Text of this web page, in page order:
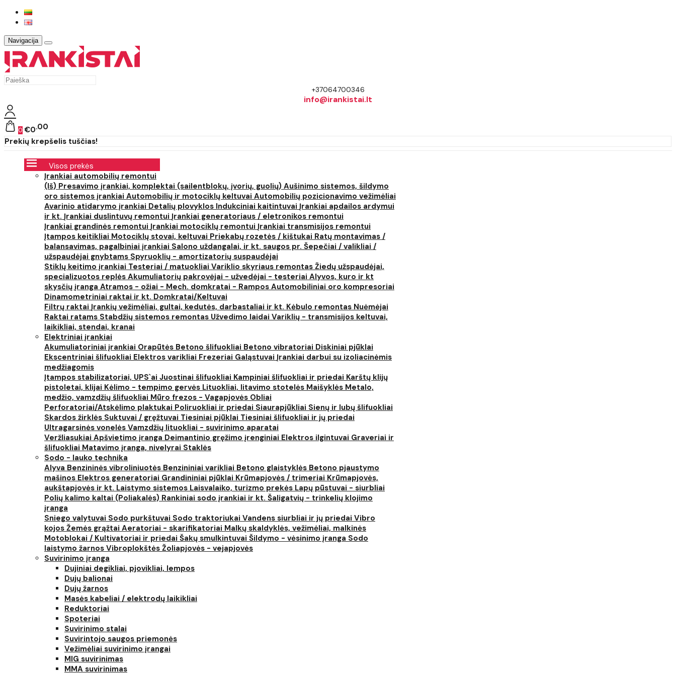
Navigacija
+37064700346
info@irankistai.lt
0 €0 00
Prekių krepšelis tuščias!
Visos prekės
Įrankiai automobilių remontui
(Iš) Presavimo įrankiai, komplektai (sailentblokų, įvorių, guolių) Aušinimo sistemos, šildymo
oro sistemos įrankiai Automobilių ir motociklų keltuvai Automobilių pozicionavimo vežimėliai
Avarinio atidarymo įrankiai Detalių plovyklos Indukciniai kaitintuvai Įrankiai apdailos ardymui
ir kt. Įrankiai duslintuvų remontui Įrankiai generatoriaus / eletronikos remontui
Įrankiai grandinės remontui Įrankiai motociklų remontui Įrankiai transmisijos remontui
Įtampos keitikliai Motociklų stovai, keltuvai Priekabų rozetės / kištukai Ratų montavimas /
balansavimas, pagalbiniai įrankiai Salono uždangalai, ir kt. saugos pr. Šepečiai / valikliai /
užspaudėjai gnybtams Spyruoklių - amortizatorių suspaudėjai
Stiklų keitimo įrankiai Testeriai / matuokliai Variklio skyriaus remontas Žiedų užspaudėjai,
specializuotos replės Akumuliatorių pakrovėjai - užvedėjai - testeriai Alyvos, kuro ir kt
skysčių įranga Atramos - ožiai - Mech. domkratai - Rampos Automobiliniai oro kompresoriai
Dinamometriniai raktai ir kt. Domkratai/Keltuvai
Filtrų raktai Įrankių vežimėliai, gultai, kedutės, darbastaliai ir kt. Kėbulo remontas Nuėmėjai
Raktai ratams Stabdžių sistemos remontas Užvedimo laidai Variklių - transmisijos keltuvai,
laikikliai, stendai, kranai
Elektriniai įrankiai
Akumuliatoriniai įrankiai Orapūtės Betono šlifuokliai Betono vibratoriai Diskiniai pjūklai
Ekscentriniai šlifuokliai Elektros varikliai Frezeriai Galąstuvai Įrankiai darbui su izoliacinėmis
medžiagomis
Įtampos stabilizatoriai, UPS`ai Juostinai šlifuokliai Kampiniai šlifuokliai ir priedai Karštų klijų
pistoletai, klijai Kėlimo - tempimo gervės Lituokliai, litavimo stotelės Maišyklės Metalo,
medžio, vamzdžių šlifuokliai Mūro frezos - Vagapjovės Obliai
Perforatoriai/Atskėlimo plaktukai Poliruokliai ir priedai Siaurapjūkliai Sienų ir lubų šlifuokliai
Skardos žirklės Suktuvai / gręžtuvai Tiesiniai pjūklai Tiesiniai šlifuokliai ir jų priedai
Ultragarsinės vonelės Vamzdžių lituokliai - suvirinimo aparatai
Veržliasukiai Apšvietimo įranga Deimantinio gręžimo įrenginiai Elektros ilgintuvai Graveriai ir
šlifuokliai Matavimo įranga, nivelyrai Staklės
Sodo - lauko technika
Alyva Benzininės vibroliniuotės Benzininiai varikliai Betono glaistyklės Betono pjaustymo
mašinos Elektros generatoriai Grandininiai pjūklai Krūmapjovės / trimeriai Krūmapjovės,
aukštapjovės ir kt. Laistymo sistemos Laisvalaiko, turizmo prekės Lapų pūstuvai - siurbliai
Polių kalimo kaltai (Poliakalės) Rankiniai sodo įrankiai ir kt. Šaligatvių - trinkelių klojimo
įranga
Sniego valytuvai Sodo purkštuvai Sodo traktoriukai Vandens siurbliai ir jų priedai Vibro
kojos Žemės grąžtai Aeratoriai - skarifikatoriai Malkų skaldyklės, vežimėliai, malkinės
Motoblokai / Kultivatoriai ir priedai Šakų smulkintuvai Šildymo - vėsinimo įranga Sodo
laistymo žarnos Vibroplokštės Žoliapjovės - vejapjovės
Suvirinimo įranga
Dujiniai degikliai, pjovikliai, lempos
Dujų balionai
Dujų žarnos
Masės kabeliai / elektrodų laikikliai
Reduktoriai
Spoteriai
Suvirinimo stalai
Suvirintojo saugos priemonės
Vežimėliai suvirinimo įrangai
MIG suvirinimas
MMA suvirinimas